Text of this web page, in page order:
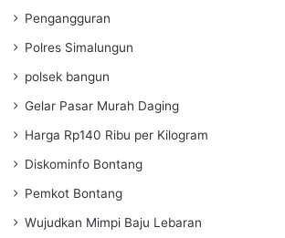
Pengangguran
Polres Simalungun
polsek bangun
Gelar Pasar Murah Daging
Harga Rp140 Ribu per Kilogram
Diskominfo Bontang
Pemkot Bontang
Wujudkan Mimpi Baju Lebaran